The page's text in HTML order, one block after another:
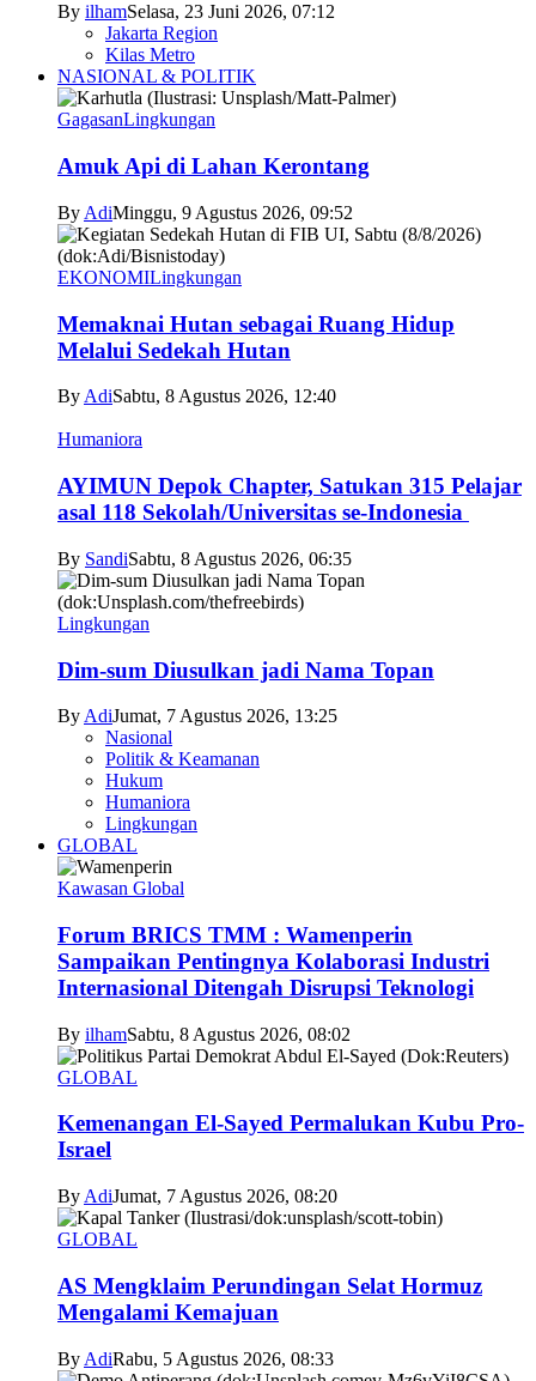
By ilhamSelasa, 23 Juni 2026, 07:12
Jakarta Region
Kilas Metro
NASIONAL & POLITIK
GagasanLingkungan
Amuk Api di Lahan Kerontang
By AdiMinggu, 9 Agustus 2026, 09:52
EKONOMILingkungan
Memaknai Hutan sebagai Ruang Hidup
Melalui Sedekah Hutan
By AdiSabtu, 8 Agustus 2026, 12:40
Humaniora
AYIMUN Depok Chapter, Satukan 315 Pelajar
asal 118 Sekolah/Universitas se-Indonesia
By SandiSabtu, 8 Agustus 2026, 06:35
Lingkungan
Dim-sum Diusulkan jadi Nama Topan
By AdiJumat, 7 Agustus 2026, 13:25
Nasional
Politik & Keamanan
Hukum
Humaniora
Lingkungan
GLOBAL
Kawasan Global
Forum BRICS TMM : Wamenperin
Sampaikan Pentingnya Kolaborasi Industri
Internasional Ditengah Disrupsi Teknologi
By ilhamSabtu, 8 Agustus 2026, 08:02
GLOBAL
Kemenangan El-Sayed Permalukan Kubu Pro-
Israel
By AdiJumat, 7 Agustus 2026, 08:20
GLOBAL
AS Mengklaim Perundingan Selat Hormuz
Mengalami Kemajuan
By AdiRabu, 5 Agustus 2026, 08:33